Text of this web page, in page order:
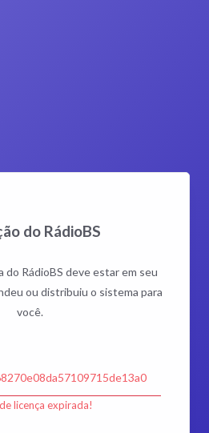
do RádioBS
do RádioBS deve estar em seu
ou distribuiu o sistema para
você.
licença expirada!